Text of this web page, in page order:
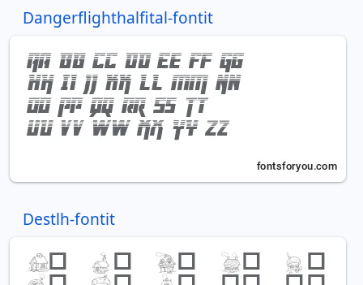
Dangerflighthalfital-fontit
Destlh-fontit